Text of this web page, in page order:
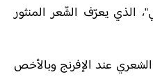
الذي يعرّف الشّعر المنثور
عند الإفرنج وبالأخص